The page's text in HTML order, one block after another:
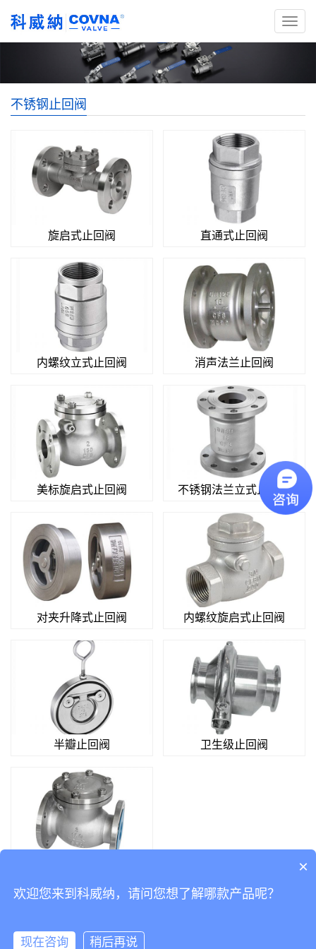
不锈钢止回阀
旋启式止回阀 直通式止回阀
内螺纹立式止回阀 消声法兰止回阀
美标旋启式止回阀 不锈钢法兰立式止回阀
对夹升降式止回阀 内螺纹旋启式止回阀
半瓣止回阀 卫生级止回阀
Copyright © 2019 版权所有粤ICP备14038760号-2
自动化有限公司
×
欢迎您来到科威纳，请问您想了解哪款产品呢？
现在咨询
稍后再说